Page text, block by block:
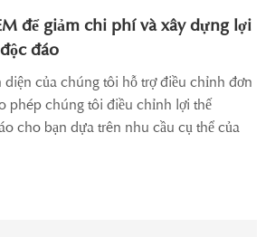
để giảm chi phí và xây dựng lợi
đáo
của chúng tôi hỗ trợ điều chỉnh đơn
phép chúng tôi điều chỉnh lợi thế
cho bạn dựa trên nhu cầu cụ thể của